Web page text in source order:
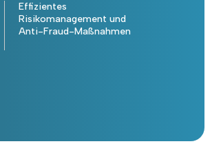
Effizientes
Risikomanagement und
Anti-Fraud-Maßnahmen